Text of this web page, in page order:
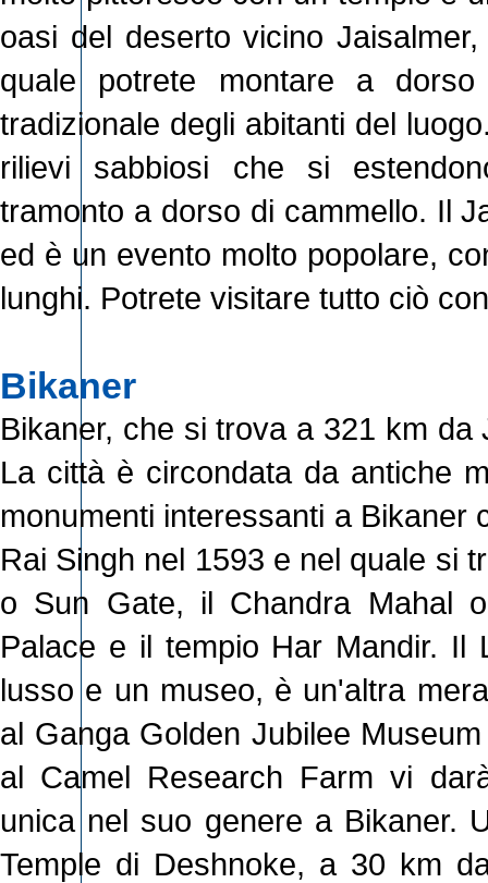
oasi del deserto vicino
quale potrete montare a
tradizionale degli abitanti del
rilievi sabbiosi che si
tramonto a dorso di cammello. Il
ed è un evento molto popolare,
lunghi. Potrete visitare tutto ciò
Bikaner
Bikaner, che si trova a 321 km
La città è circondata da antiche
monumenti interessanti a Bikaner
Rai Singh nel 1593 e nel quale si
o Sun Gate, il Chandra Mahal
Palace e il tempio Har Mandir.
lusso e un museo, è un'altra
al Ganga Golden Jubilee
al Camel Research Farm vi
unica nel suo genere a Bikaner.
Temple di Deshnoke, a 30 km